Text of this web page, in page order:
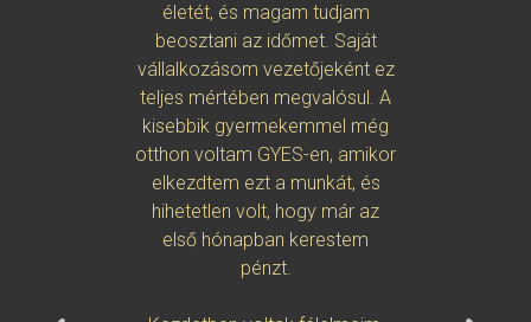
életét, és magam tudjam
beosztani az időmet. Saját
vállalkozásom vezetőjeként ez
teljes mértében megvalósul. A
kisebbik gyermekemmel még
otthon voltam GYES-en, amikor
elkezdtem ezt a munkát, és
hihetetlen volt, hogy már az
első hónapban kerestem
pénzt.